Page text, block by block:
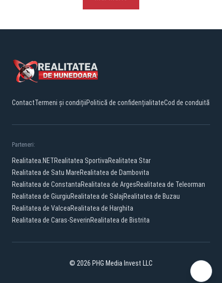
ContactTermeni și condițiiPolitică de confidențialitateCod de conduită
Parteneri:
Realitatea.NETRealitatea SportivaRealitatea Star
Realitatea de Satu MareRealitatea de Dambovita
Realitatea de ConstantaRealitatea de ArgesRealitatea de Teleorman
Realitatea de GiurgiuRealitatea de SalajRealitatea de Buzau
Realitatea de ValceaRealitatea de Harghita
Realitatea de Caras-SeverinRealitatea de Bistrita
© 2026 PHG Media Invest LLC